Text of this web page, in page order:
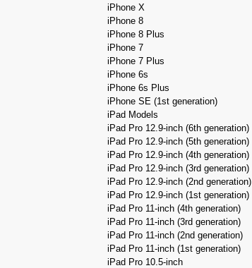
iPhone X
iPhone 8
iPhone 8 Plus
iPhone 7
iPhone 7 Plus
iPhone 6s
iPhone 6s Plus
iPhone SE (1st generation)
iPad Models
iPad Pro 12.9-inch (6th generation)
iPad Pro 12.9-inch (5th generation)
iPad Pro 12.9-inch (4th generation)
iPad Pro 12.9-inch (3rd generation)
iPad Pro 12.9-inch (2nd generation)
iPad Pro 12.9-inch (1st generation)
iPad Pro 11-inch (4th generation)
iPad Pro 11-inch (3rd generation)
iPad Pro 11-inch (2nd generation)
iPad Pro 11-inch (1st generation)
iPad Pro 10.5-inch